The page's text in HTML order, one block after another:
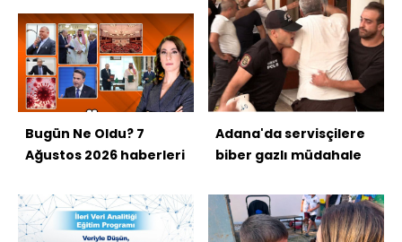
Bugün Ne Oldu? 7
Ağustos 2026 haberleri
Adana'da servisçilere
biber gazlı müdahale